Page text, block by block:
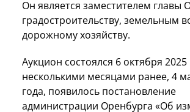
Он является заместителем главы
градостроительству, земельным
дорожному хозяйству.
Аукцион состоялся 6 октября 2025
несколькими месяцами ранее, 4
года, появилось постановление
администрации Оренбурга «Об